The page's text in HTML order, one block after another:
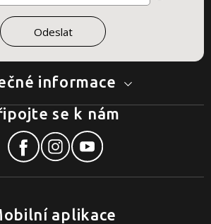
informace
aplikace
se k nám